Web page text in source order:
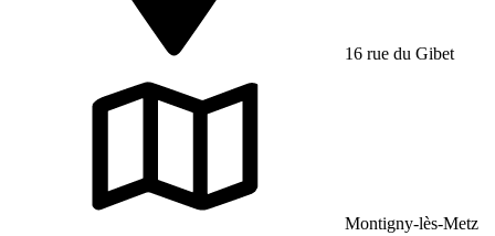
16 rue du Gibet
Montigny-lès-Metz